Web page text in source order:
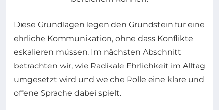
Diese Grundlagen legen den Grundstein für eine
ehrliche Kommunikation, ohne dass Konflikte
eskalieren müssen. Im nächsten Abschnitt
betrachten wir, wie Radikale Ehrlichkeit im Alltag
umgesetzt wird und welche Rolle eine klare und
offene Sprache dabei spielt.